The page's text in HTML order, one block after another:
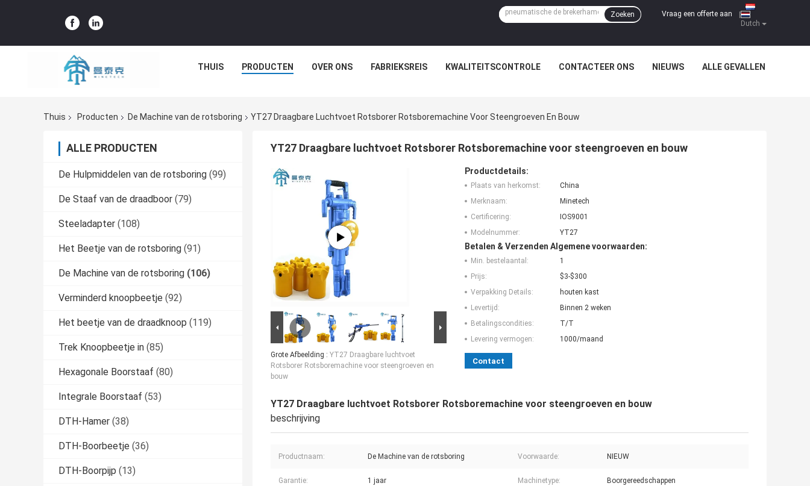
Dutch
Vraag een offerte aan
Zoeken
THUIS PRODUCTEN OVER ONS FABRIEKSREIS KWALITEITSCONTROLE CONTACTEER ONS NIEUWS ALLE GEVALLEN
Thuis Producten De Machine van de rotsboring YT27 Draagbare Luchtvoet Rotsborer Rotsboremachine Voor Steengroeven En Bouw
ALLE PRODUCTEN
De Hulpmiddelen van de rotsboring (99)
De Staaf van de draadboor (79)
Steeladapter (108)
Het Beetje van de rotsboring (91)
De Machine van de rotsboring (106)
Verminderd knoopbeetje (92)
Het beetje van de draadknoop (119)
Trek Knoopbeetje in (85)
Hexagonale Boorstaaf (80)
Integrale Boorstaaf (53)
DTH-Hamer (38)
DTH-Boorbeetje (36)
DTH-Boorpijp (13)
YT27 Draagbare luchtvoet Rotsborer Rotsboremachine voor steengroeven en bouw
Grote Afbeelding : YT27 Draagbare luchtvoet
Rotsborer Rotsboremachine voor steengroeven en
bouw
Productdetails:
Plaats van herkomst:
China
Merknaam:
Minetech
Certificering:
IOS9001
Modelnummer:
YT27
Betalen & Verzenden Algemene voorwaarden:
Min. bestelaantal:
1
Prijs:
$3-$300
Verpakking Details:
houten kast
Levertijd:
Binnen 2 weken
Betalingscondities:
T/T
Levering vermogen:
1000/maand
Contact
YT27 Draagbare luchtvoet Rotsborer Rotsboremachine voor steengroeven en bouw
beschrijving
Productnaam: De Machine van de rotsboring Voorwaarde: NIEUW
Garantie: 1 jaar Machinetype: Boorgereedschappen